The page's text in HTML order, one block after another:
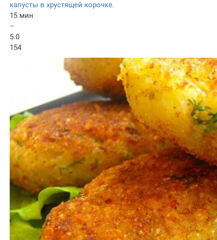
капусты в хрустящей корочке.
15 мин
–
5.0
154